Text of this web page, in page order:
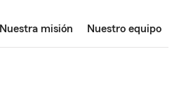
Nuestra misión Nuestro equipo